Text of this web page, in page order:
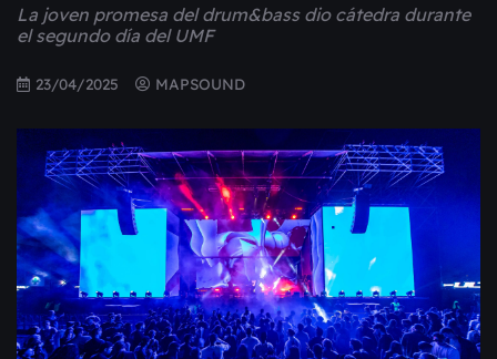
La joven promesa del drum&bass dio cátedra durante
el segundo día del UMF
23/04/2025 MAPSOUND